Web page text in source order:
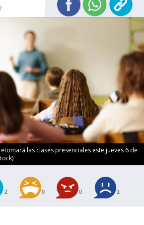
las clases presenciales este jueves 6 de
2 0 0 1